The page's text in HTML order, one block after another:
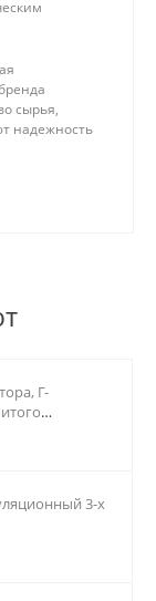
сырья,
надежность
Г-
3-х